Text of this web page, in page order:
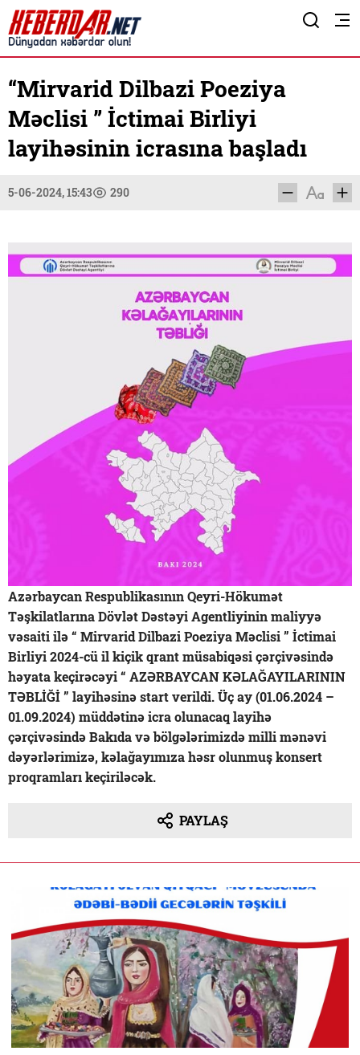
“Mirvarid Dilbazi Poeziya
Məclisi ” İctimai Birliyi
layihəsinin icrasına başladı
5-06-2024, 15:43 290
Azərbaycan Respublikasının Qeyri-Hökumət
Təşkilatlarına Dövlət Dəstəyi Agentliyinin maliyyə
vəsaiti ilə “ Mirvarid Dilbazi Poeziya Məclisi ” İctimai
Birliyi 2024-cü il kiçik qrant müsabiqəsi çərçivəsində
həyata keçirəcəyi “ AZƏRBAYCAN KƏLAĞAYILARININ
TƏBLİĞİ ” layihəsinə start verildi. Üç ay (01.06.2024 –
01.09.2024) müddətinə icra olunacaq layihə
çərçivəsində Bakıda və bölgələrimizdə milli mənəvi
dəyərlərimizə, kəlağayımıza həsr olunmuş konsert
proqramları keçiriləcək.
PAYLAŞ